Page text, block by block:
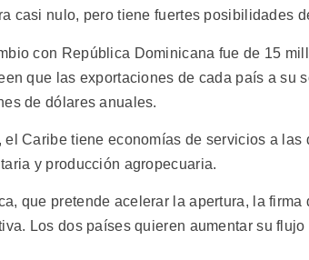
casi nulo, pero tiene fuertes posibilidades
con República Dominicana fue de 15
que las exportaciones de cada país a su
de dólares anuales.
el Caribe tiene economías de servicios a las
y producción agropecuaria.
que pretende acelerar la apertura, la firma
Los dos países quieren aumentar su